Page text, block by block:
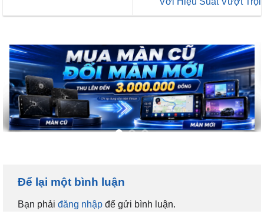
Để lại một bình luận
Bạn phải đăng nhập để gửi bình luận.